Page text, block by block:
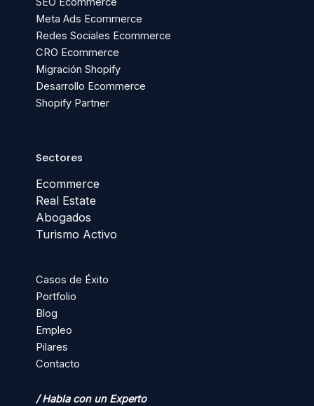
Meta Ads Ecommerce
Redes Sociales Ecommerce
CRO Ecommerce
Migración Shopify
Desarrollo Ecommerce
Shopify Partner
Sectores
Ecommerce
Real Estate
Abogados
Turismo Activo
Casos de Éxito
Portfolio
Blog
Empleo
Pilares
Contacto
/ Habla con un Experto